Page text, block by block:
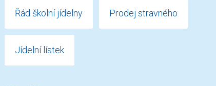
Řád školní jídelny Prodej stravného
Jídelní lístek